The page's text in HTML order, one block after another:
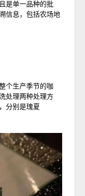
是单一品种的批
信息，包括农场地
个生产季节的咖
处理两种处理方
分别是瑰夏